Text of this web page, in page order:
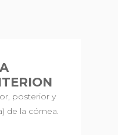
posterior y
de la córnea.